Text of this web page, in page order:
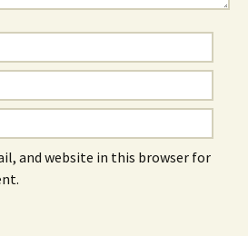
and website in this browser for